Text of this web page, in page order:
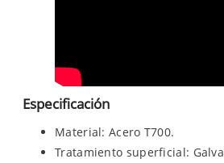
Especificación
Material: Acero T700.
Tratamiento superficial: